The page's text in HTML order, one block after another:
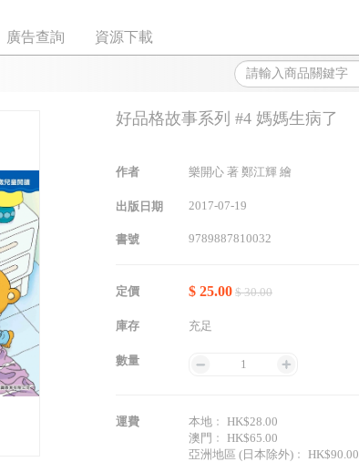
廣告查詢 資源下載
好品格故事系列 #4 媽媽生病了
作者 樂開心 著 鄭江輝 繪
出版日期 2017-07-19
書號 9789887810032
定價 $ 25.00 $ 30.00
庫存 充足
數量 1
運費
本地﹕ HK$28.00
澳門﹕ HK$65.00
亞洲地區 (日本除外)﹕ HK$90.00